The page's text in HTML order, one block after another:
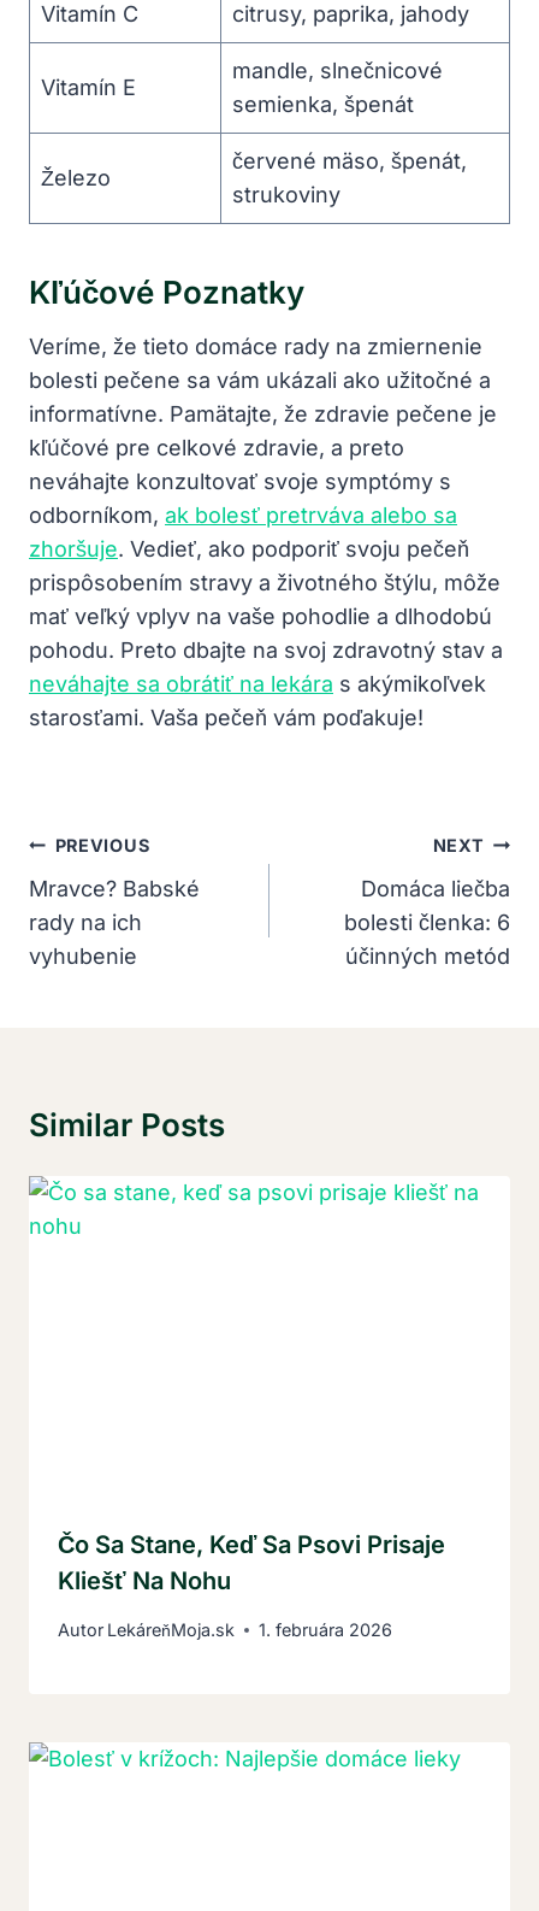
Vitamín C citrusy, paprika, jahody
Vitamín E
mandle, slnečnicové
semienka, špenát
Železo
červené mäso, špenát,
strukoviny
Kľúčové Poznatky
Veríme, že tieto domáce rady na zmiernenie
bolesti pečene sa vám ukázali ako užitočné a
informatívne. Pamätajte, že zdravie pečene je
kľúčové pre celkové zdravie, a preto
neváhajte konzultovať svoje symptómy s
odborníkom, ak bolesť pretrváva alebo sa
zhoršuje. Vedieť, ako podporiť svoju pečeň
prispôsobením stravy a životného štýlu, môže
mať veľký vplyv na vaše pohodlie a dlhodobú
pohodu. Preto dbajte na svoj zdravotný stav a
neváhajte sa obrátiť na lekára s akýmikoľvek
starosťami. Vaša pečeň vám poďakuje!
Navigácia
V
Článku
PREVIOUS
Mravce? Babské
rady na ich
vyhubenie
NEXT
Domáca liečba
bolesti členka: 6
účinných metód
Similar Posts
Čo Sa Stane, Keď Sa Psovi Prisaje
Kliešť Na Nohu
Autor LekáreňMoja.sk 1. februára 2026